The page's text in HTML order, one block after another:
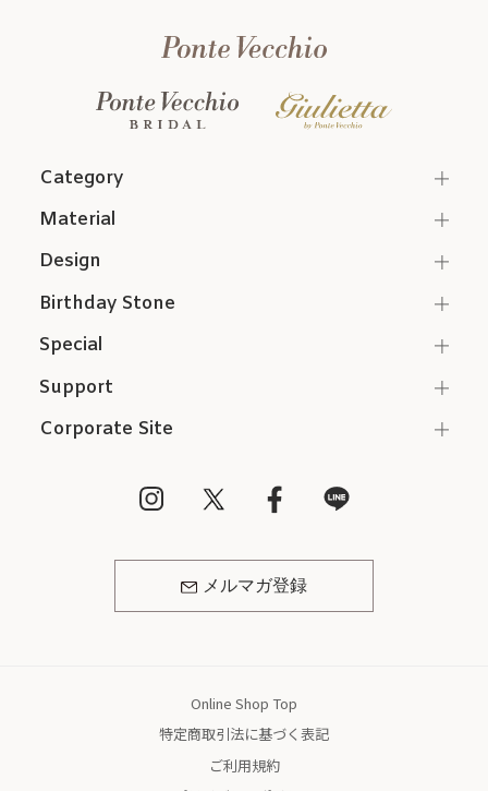
Category
Support
Corporate Site
メルマガ登録
Material
Design
Birthday Stone
Special
Online Shop Top
特定商取引法に基づく表記
ご利用規約